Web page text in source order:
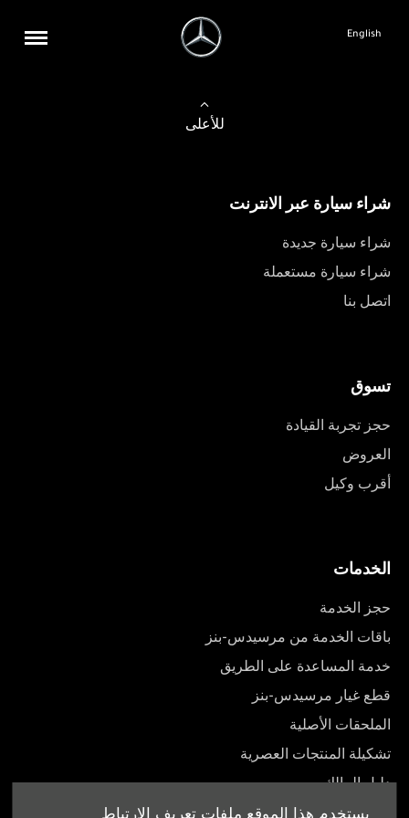
يستخدم هذا الموقع ملفات تعريف الارتباط
English
للأعلى
شراء سيارة عبر الانترنت
شراء سيارة جديدة
شراء سيارة مستعملة
اتصل بنا
تسوق
حجز تجربة القيادة
العروض
أقرب وكيل
الخدمات
حجز الخدمة
باقات الخدمة من مرسيدس-بنز
خدمة المساعدة على الطريق
قطع غيار مرسيدس-بنز
الملحقات الأصلية
تشكيلة المنتجات العصرية
دليل المالك